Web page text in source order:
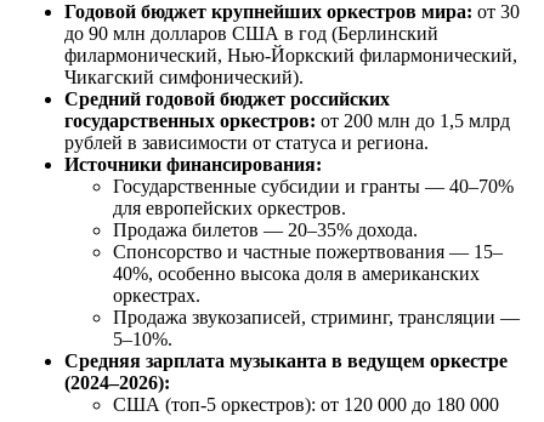
Годовой бюджет крупнейших оркестров мира: от 30
до 90 млн долларов США в год (Берлинский
филармонический, Нью-Йоркский филармонический,
Чикагский симфонический).
Средний годовой бюджет российских
государственных оркестров: от 200 млн до 1,5 млрд
рублей в зависимости от статуса и региона.
Источники финансирования:
Государственные субсидии и гранты — 40–70%
для европейских оркестров.
Продажа билетов — 20–35% дохода.
Спонсорство и частные пожертвования — 15–
40%, особенно высока доля в американских
оркестрах.
Продажа звукозаписей, стриминг, трансляции —
5–10%.
Средняя зарплата музыканта в ведущем оркестре
(2024–2026):
США (топ-5 оркестров): от 120 000 до 180 000